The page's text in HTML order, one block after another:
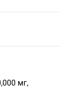
мг,